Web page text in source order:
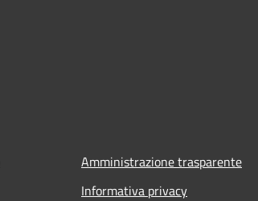
Amministrazione trasparente
Informativa privacy